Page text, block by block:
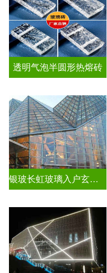
透明气泡半圆形热熔砖
银玻长虹玻璃入户玄关隔断